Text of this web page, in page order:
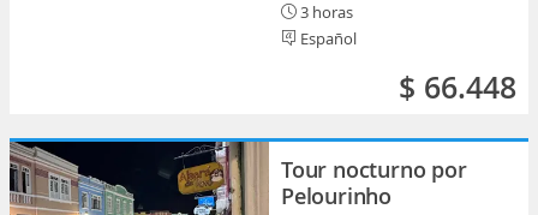
3 horas
Español
$ 66.448
Tour nocturno por
Pelourinho